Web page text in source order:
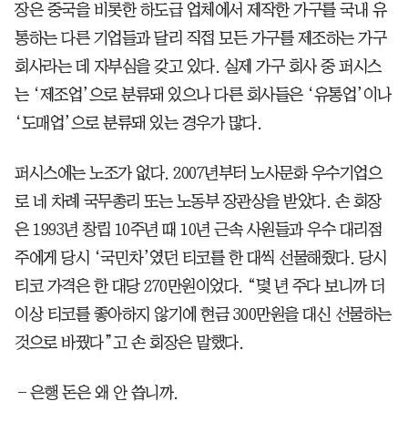
장은 중국을 비롯한 하도급 업체에서 제작한 가구를 국내 유
통하는 다른 기업들과 달리 직접 모든 가구를 제조하는 가구
회사라는 데 자부심을 갖고 있다. 실제 가구 회사 중 퍼시스
는 ‘제조업’으로 분류돼 있으나 다른 회사들은 ‘유통업’이나
‘도매업’으로 분류돼 있는 경우가 많다.
퍼시스에는 노조가 없다. 2007년부터 노사문화 우수기업으
로 네 차례 국무총리 또는 노동부 장관상을 받았다. 손 회장
은 1993년 창립 10주년 때 10년 근속 사원들과 우수 대리점
주에게 당시 ‘국민차’였던 티코를 한 대씩 선물해줬다. 당시
티코 가격은 한 대당 270만원이었다. “몇 년 주다 보니까 더
이상 티코를 좋아하지 않기에 현금 300만원을 대신 선물하는
것으로 바꿨다”고 손 회장은 말했다.
―은행 돈은 왜 안 씁니까.